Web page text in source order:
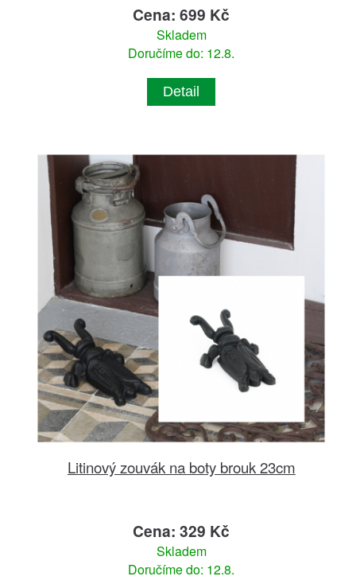
Cena: 699 Kč
Skladem
Doručíme do: 12.8.
Detail
Litinový zouvák na boty brouk 23cm
Cena: 329 Kč
Skladem
Doručíme do: 12.8.